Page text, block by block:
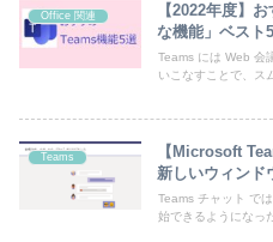
Office 関連
【2022年度】
な機能」ベスト
Teams には Web 会
いこなすことで、ス
Teams
【Microsoft
新しいウィンド
Teams チャット で
始できるようになっ